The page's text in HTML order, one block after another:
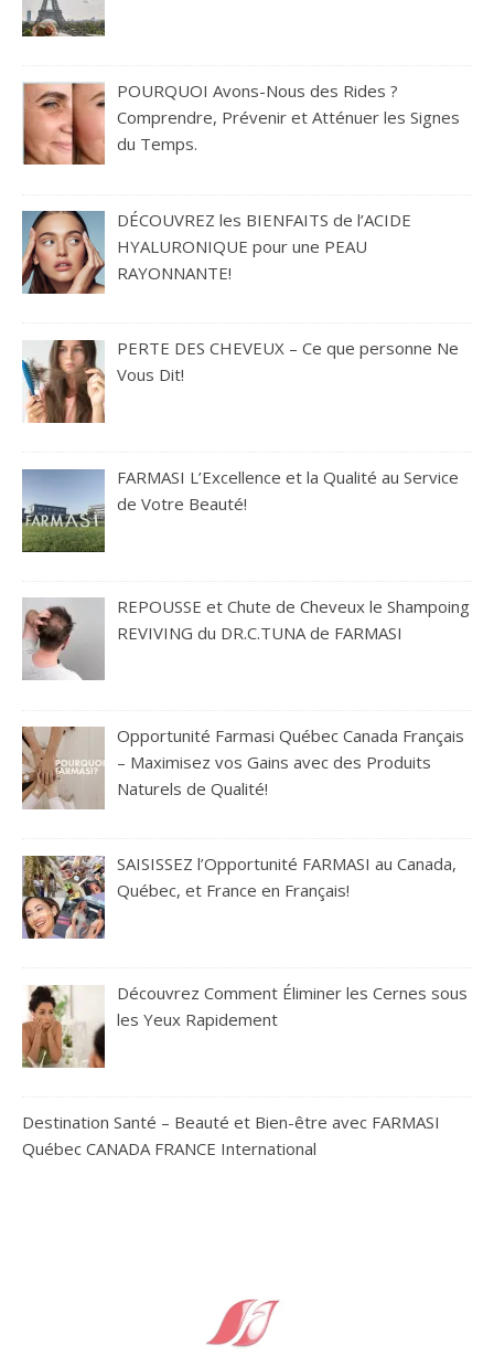
POURQUOI Avons-Nous des Rides ?
Comprendre, Prévenir et Atténuer les Signes
du Temps.
DÉCOUVREZ les BIENFAITS de l’ACIDE
HYALURONIQUE pour une PEAU
RAYONNANTE!
PERTE DES CHEVEUX – Ce que personne Ne
Vous Dit!
FARMASI L’Excellence et la Qualité au Service
de Votre Beauté!
REPOUSSE et Chute de Cheveux le Shampoing
REVIVING du DR.C.TUNA de FARMASI
Opportunité Farmasi Québec Canada Français
– Maximisez vos Gains avec des Produits
Naturels de Qualité!
SAISISSEZ l’Opportunité FARMASI au Canada,
Québec, et France en Français!
Découvrez Comment Éliminer les Cernes sous
les Yeux Rapidement
Destination Santé – Beauté et Bien-être avec FARMASI
Québec CANADA FRANCE International